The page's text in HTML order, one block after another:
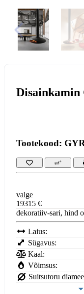
Disainkamin
Tootekood:
valge
19315 €
dekoratiiv-sari, hind
Laius:
Sügavus:
Kaal:
Võimsus:
Suitsutoru